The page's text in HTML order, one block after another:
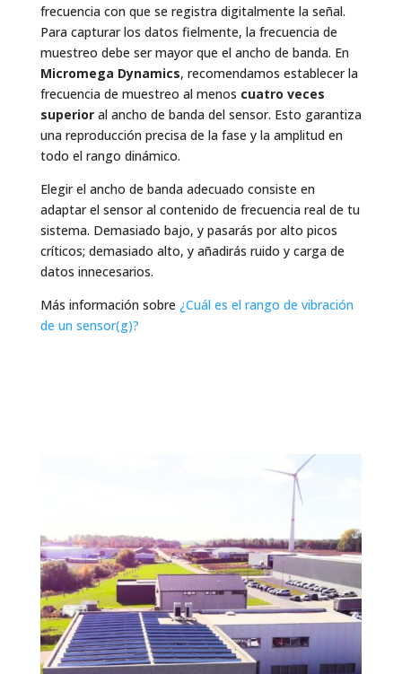
frecuencia con que se registra digitalmente la señal.
Para capturar los datos fielmente, la frecuencia de
muestreo debe ser mayor que el ancho de banda. En
Micromega Dynamics, recomendamos establecer la
frecuencia de muestreo al menos cuatro veces
superioral ancho de banda del sensor. Esto garantiza
una reproducción precisa de la fase y la amplitud en
todo el rango dinámico.
Elegir el ancho de banda adecuado consiste en
adaptar el sensor al contenido de frecuencia real de tu
sistema. Demasiado bajo, y pasarás por alto picos
críticos; demasiado alto, y añadirás ruido y carga de
datos innecesarios.
Más información sobre ¿Cuál es el rango de vibración
de un sensor(g)?